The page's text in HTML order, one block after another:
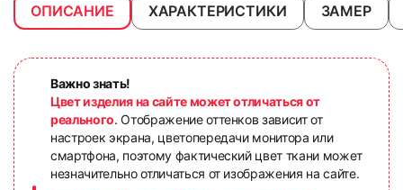
ОПИСАНИЕ ХАРАКТЕРИСТИКИ ЗАМЕР
Важно знать!
Цвет изделия на сайте может отличаться от
реального. Отображение оттенков зависит от
настроек экрана, цветопередачи монитора или
смартфона, поэтому фактический цвет ткани может
незначительно отличаться от изображения на сайте.